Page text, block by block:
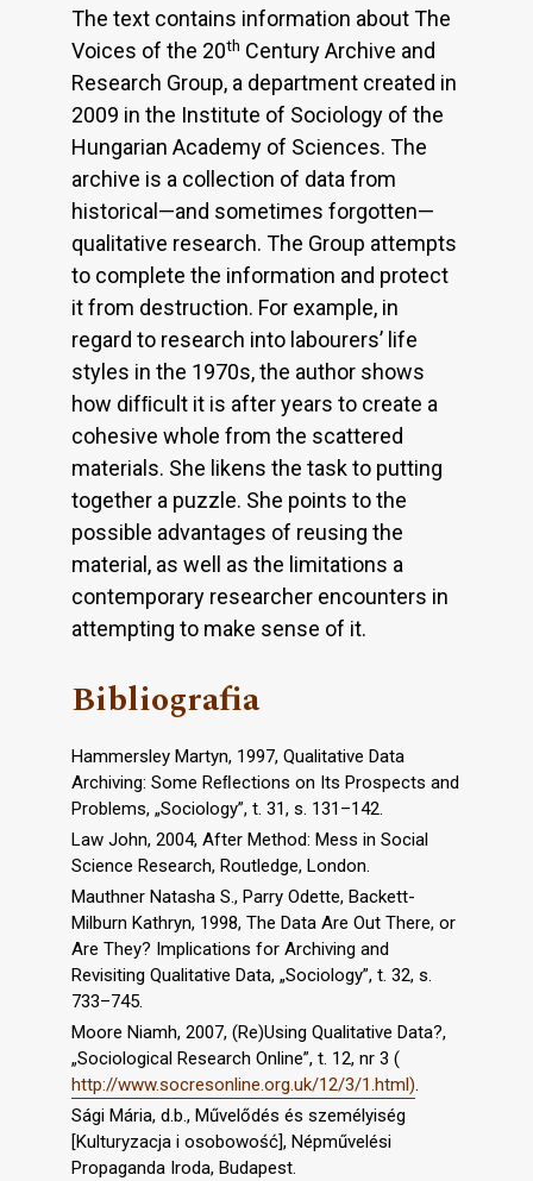
The text contains information about The
Voices of the 20th Century Archive and
Research Group, a department created in
2009 in the Institute of Sociology of the
Hungarian Academy of Sciences. The
archive is a collection of data from
historical—and sometimes forgotten—
qualitative research. The Group attempts
to complete the information and protect
it from destruction. For example, in
regard to research into labourers’ life
styles in the 1970s, the author shows
how difﬁcult it is after years to create a
cohesive whole from the scattered
materials. She likens the task to putting
together a puzzle. She points to the
possible advantages of reusing the
material, as well as the limitations a
contemporary researcher encounters in
attempting to make sense of it.
Bibliografia
Hammersley Martyn, 1997, Qualitative Data
Archiving: Some Reﬂections on Its Prospects and
Problems, „Sociology”, t. 31, s. 131–142.
Law John, 2004, After Method: Mess in Social
Science Research, Routledge, London.
Mauthner Natasha S., Parry Odette, Backett-
Milburn Kathryn, 1998, The Data Are Out There, or
Are They? Implications for Archiving and
Revisiting Qualitative Data, „Sociology”, t. 32, s.
733–745.
Moore Niamh, 2007, (Re)Using Qualitative Data?,
„Sociological Research Online”, t. 12, nr 3 (
http://www.socresonline.org.uk/12/3/1.html)
Sági Mária, d.b., Művelődés és személyiség
[Kulturyzacja i osobowość], Népművelési
Propaganda Iroda, Budapest.